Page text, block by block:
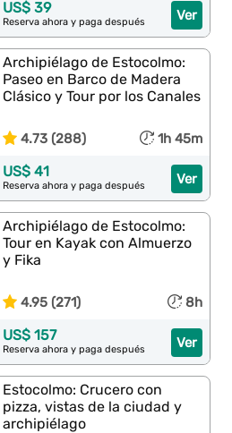
Ver
US$ 39
Reserva ahora y paga después
Archipiélago de Estocolmo:
Paseo en Barco de Madera
Clásico y Tour por los Canales
4.73 (288) 1h 45m
Ver
US$ 41
Reserva ahora y paga después
Archipiélago de Estocolmo:
Tour en Kayak con Almuerzo
y Fika
4.95 (271) 8h
Ver
US$ 157
Reserva ahora y paga después
Estocolmo: Crucero con
pizza, vistas de la ciudad y
archipiélago